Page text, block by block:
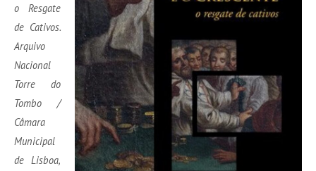
o Resgate
de Cativos.
Arquivo
Nacional
Torre do
Tombo /
Câmara
Municipal
de Lisboa,